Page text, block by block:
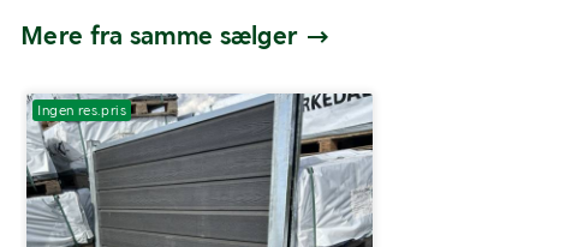
Mere fra samme sælger
Ingen res.pris